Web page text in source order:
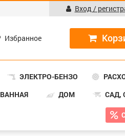
Вход /
Избранное
ЭЛЕКТРО-БЕНЗО
ВАННАЯ ДОМ САД,